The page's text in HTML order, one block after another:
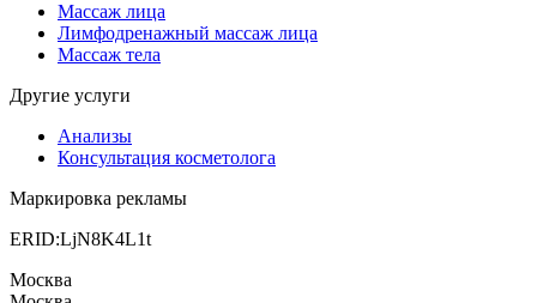
Массаж лица
Лимфодренажный массаж лица
Массаж тела
Другие услуги
Анализы
Консультация косметолога
Маркировка рекламы
ERID:LjN8K4L1t
Москва